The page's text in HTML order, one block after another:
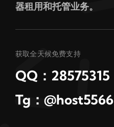
器租用和托管业务。
获取全天候免费支持
QQ：28575315
Tg：@host5566